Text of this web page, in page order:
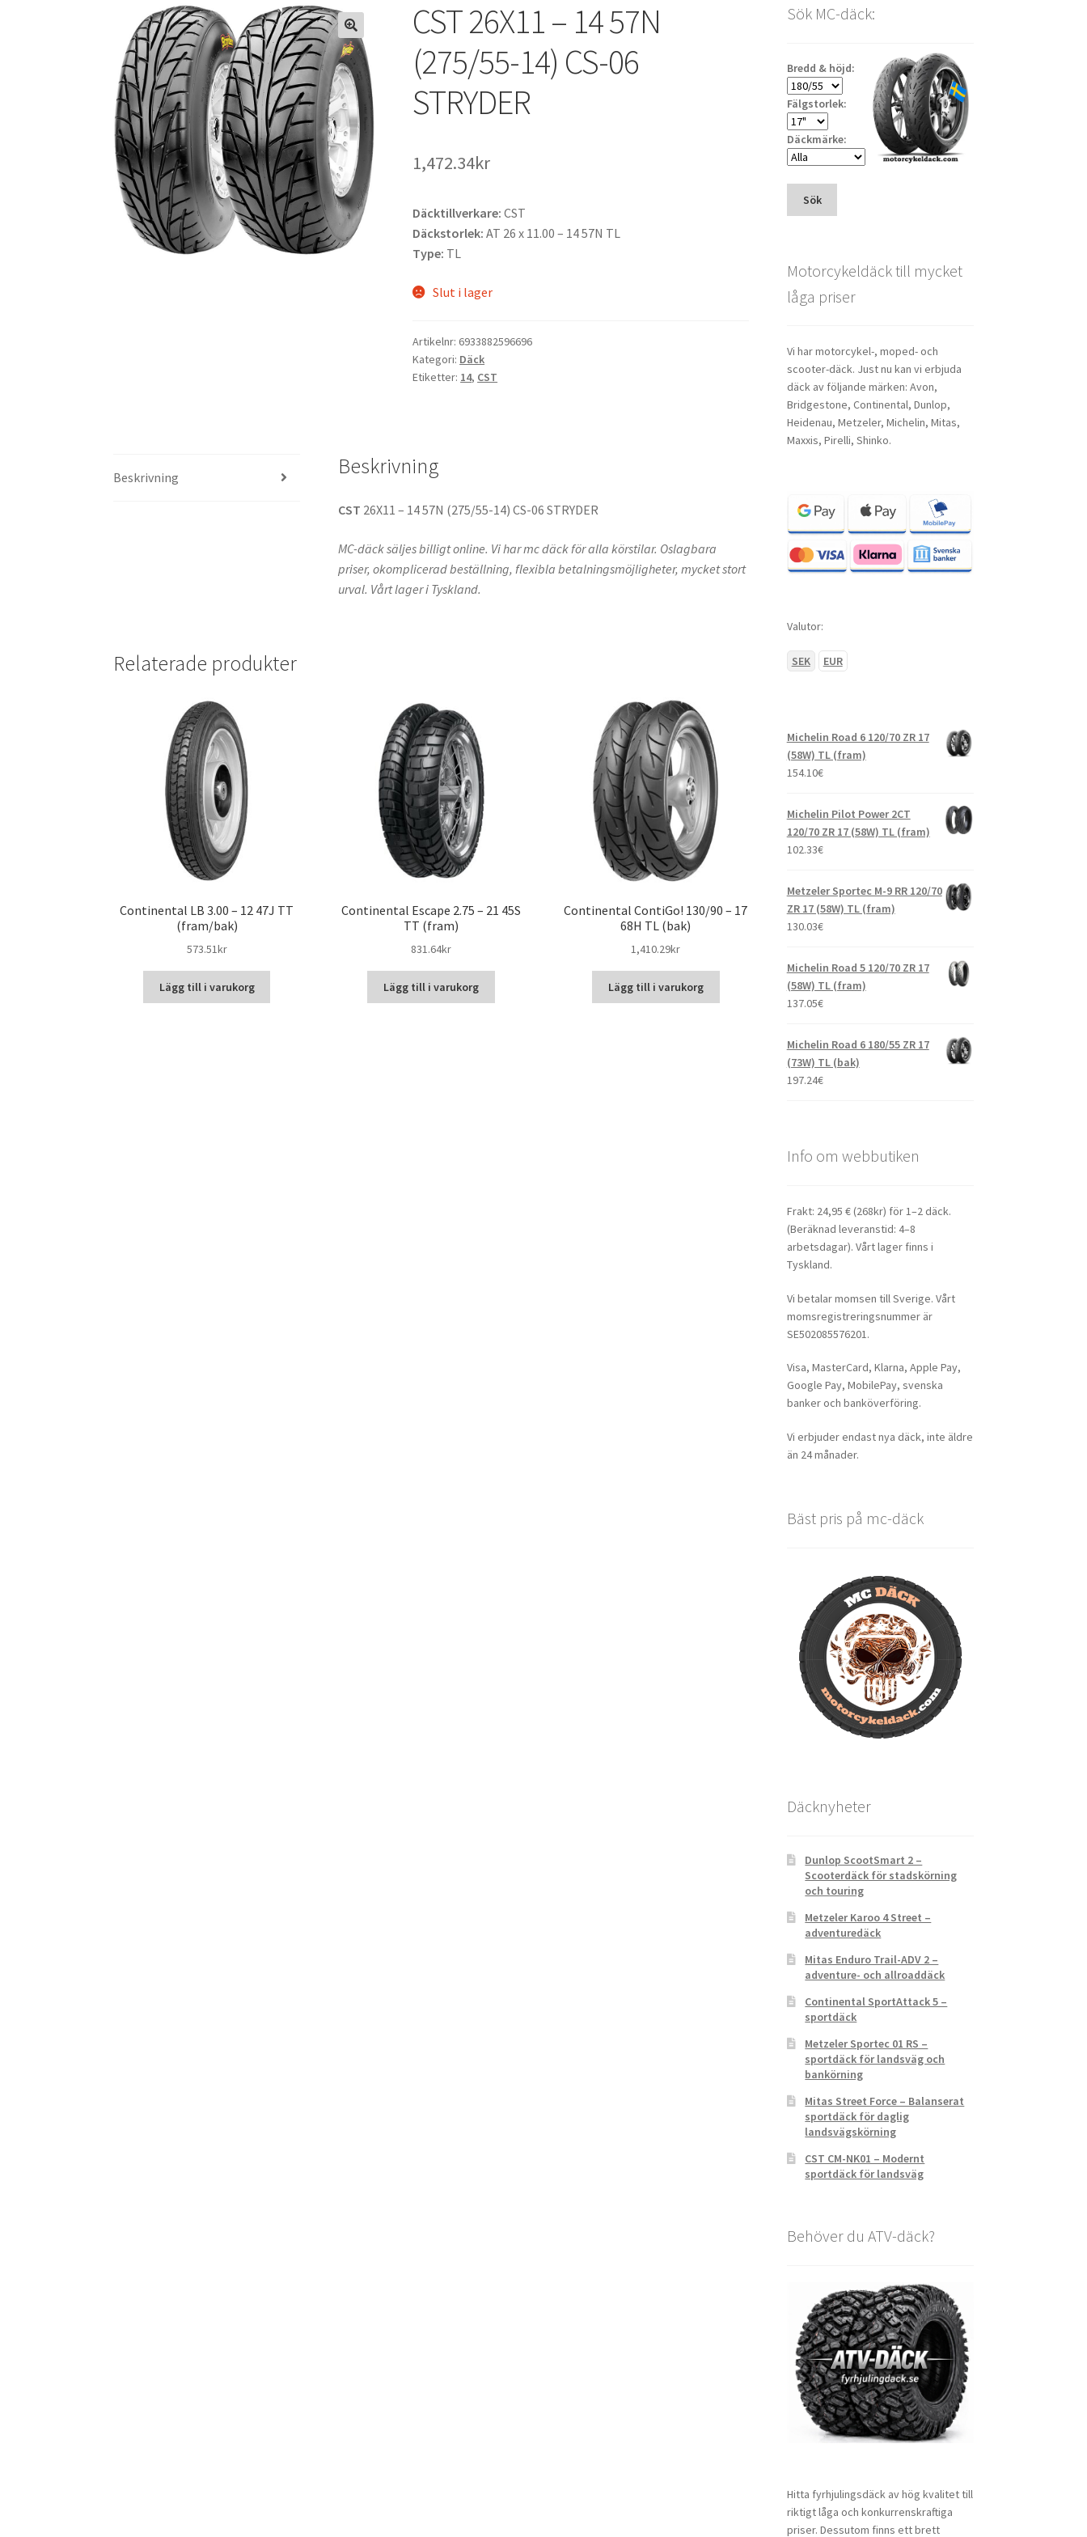
CST 26X11 – 14 57N
(275/55-14) CS-06
STRYDER
1,472.34kr
Däcktillverkare: CST
Däckstorlek: AT 26 x 11.00 – 14 57N TL
Type: TL
Slut i lager
Artikelnr: 6933882596696
Kategori: Däck
Etiketter: 14, CST
Beskrivning Beskrivning
CST 26X11 – 14 57N (275/55-14) CS-06 STRYDER
MC-däck säljes billigt online. Vi har mc däck för alla körstilar. Oslagbara
priser, okomplicerad beställning, flexibla betalningsmöjligheter, mycket stort
urval. Vårt lager i Tyskland.
Relaterade produkter
Continental LB 3.00 – 12 47J TT
(fram/bak)
573.51kr
Lägg till i varukorg
Continental Escape 2.75 – 21 45S
TT (fram)
831.64kr
Lägg till i varukorg
Continental ContiGo! 130/90 – 17
68H TL (bak)
1,410.29kr
Lägg till i varukorg
Sök MC-däck:
Bredd & höjd:
Fälgstorlek:
Däckmärke:
Sök
Motorcykeldäck till mycket
låga priser
Vi har motorcykel-, moped- och
scooter-däck. Just nu kan vi erbjuda
däck av följande märken: Avon,
Bridgestone, Continental, Dunlop,
Heidenau, Metzeler, Michelin, Mitas,
Maxxis, Pirelli, Shinko.
Valutor:
SEK EUR
Michelin Road 6 120/70 ZR 17
(58W) TL (fram)
154.10€
Michelin Pilot Power 2CT
120/70 ZR 17 (58W) TL (fram)
102.33€
Metzeler Sportec M-9 RR 120/70
ZR 17 (58W) TL (fram)
130.03€
Michelin Road 5 120/70 ZR 17
(58W) TL (fram)
137.05€
Michelin Road 6 180/55 ZR 17
(73W) TL (bak)
197.24€
Info om webbutiken
Frakt: 24,95 € (268kr) för 1–2 däck.
(Beräknad leveranstid: 4–8
arbetsdagar). Vårt lager finns i
Tyskland.
Vi betalar momsen till Sverige. Vårt
momsregistreringsnummer är
SE502085576201.
Visa, MasterCard, Klarna, Apple Pay,
Google Pay, MobilePay, svenska
banker och banköverföring.
Vi erbjuder endast nya däck, inte äldre
än 24 månader.
Bäst pris på mc-däck
Däcknyheter
Dunlop ScootSmart 2 –
Scooterdäck för stadskörning
och touring
Metzeler Karoo 4 Street –
adventuredäck
Mitas Enduro Trail-ADV 2 –
adventure- och allroaddäck
Continental SportAttack 5 –
sportdäck
Metzeler Sportec 01 RS –
sportdäck för landsväg och
bankörning
Mitas Street Force – Balanserat
sportdäck för daglig
landsvägskörning
CST CM-NK01 – Modernt
sportdäck för landsväg
Behöver du ATV-däck?
Hitta fyrhjulingsdäck av hög kvalitet till
riktigt låga och konkurrenskraftiga
priser. Dessutom finns ett brett